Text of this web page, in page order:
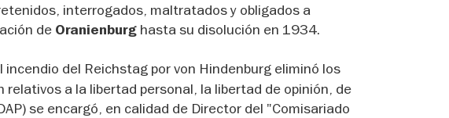
interrogados, maltratados y obligados a
de Oranienburg hasta su disolución en 1934.
del Reichstag por von Hindenburg eliminó los
a la libertad personal, la libertad de opinión, de
se encargó, en calidad de Director del "Comisariado